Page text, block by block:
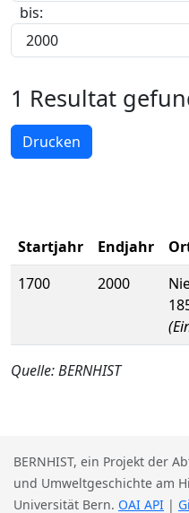
bis:
1 Resultat
Drucken
Startjahr Endjahr
1700
2000
Quelle: BERNHIST
BERNHIST, ein Projekt der
und Umweltgeschichte am
Universität Bern. OAI API |